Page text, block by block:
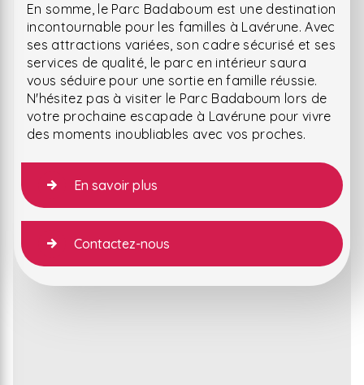
En somme, le Parc Badaboum est une destination
incontournable pour les familles à Lavérune. Avec
ses attractions variées, son cadre sécurisé et ses
services de qualité, le parc en intérieur saura
vous séduire pour une sortie en famille réussie.
N'hésitez pas à visiter le Parc Badaboum lors de
votre prochaine escapade à Lavérune pour vivre
des moments inoubliables avec vos proches.
En savoir plus
Contactez-nous